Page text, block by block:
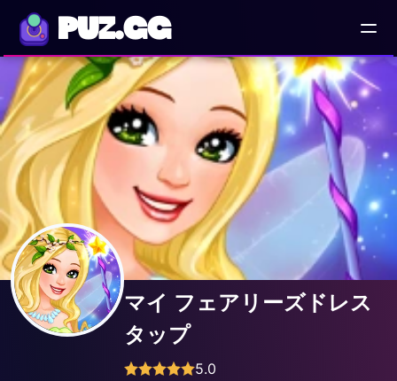
PUZ.GG
マイ フェアリーズドレス
タップ
5.0